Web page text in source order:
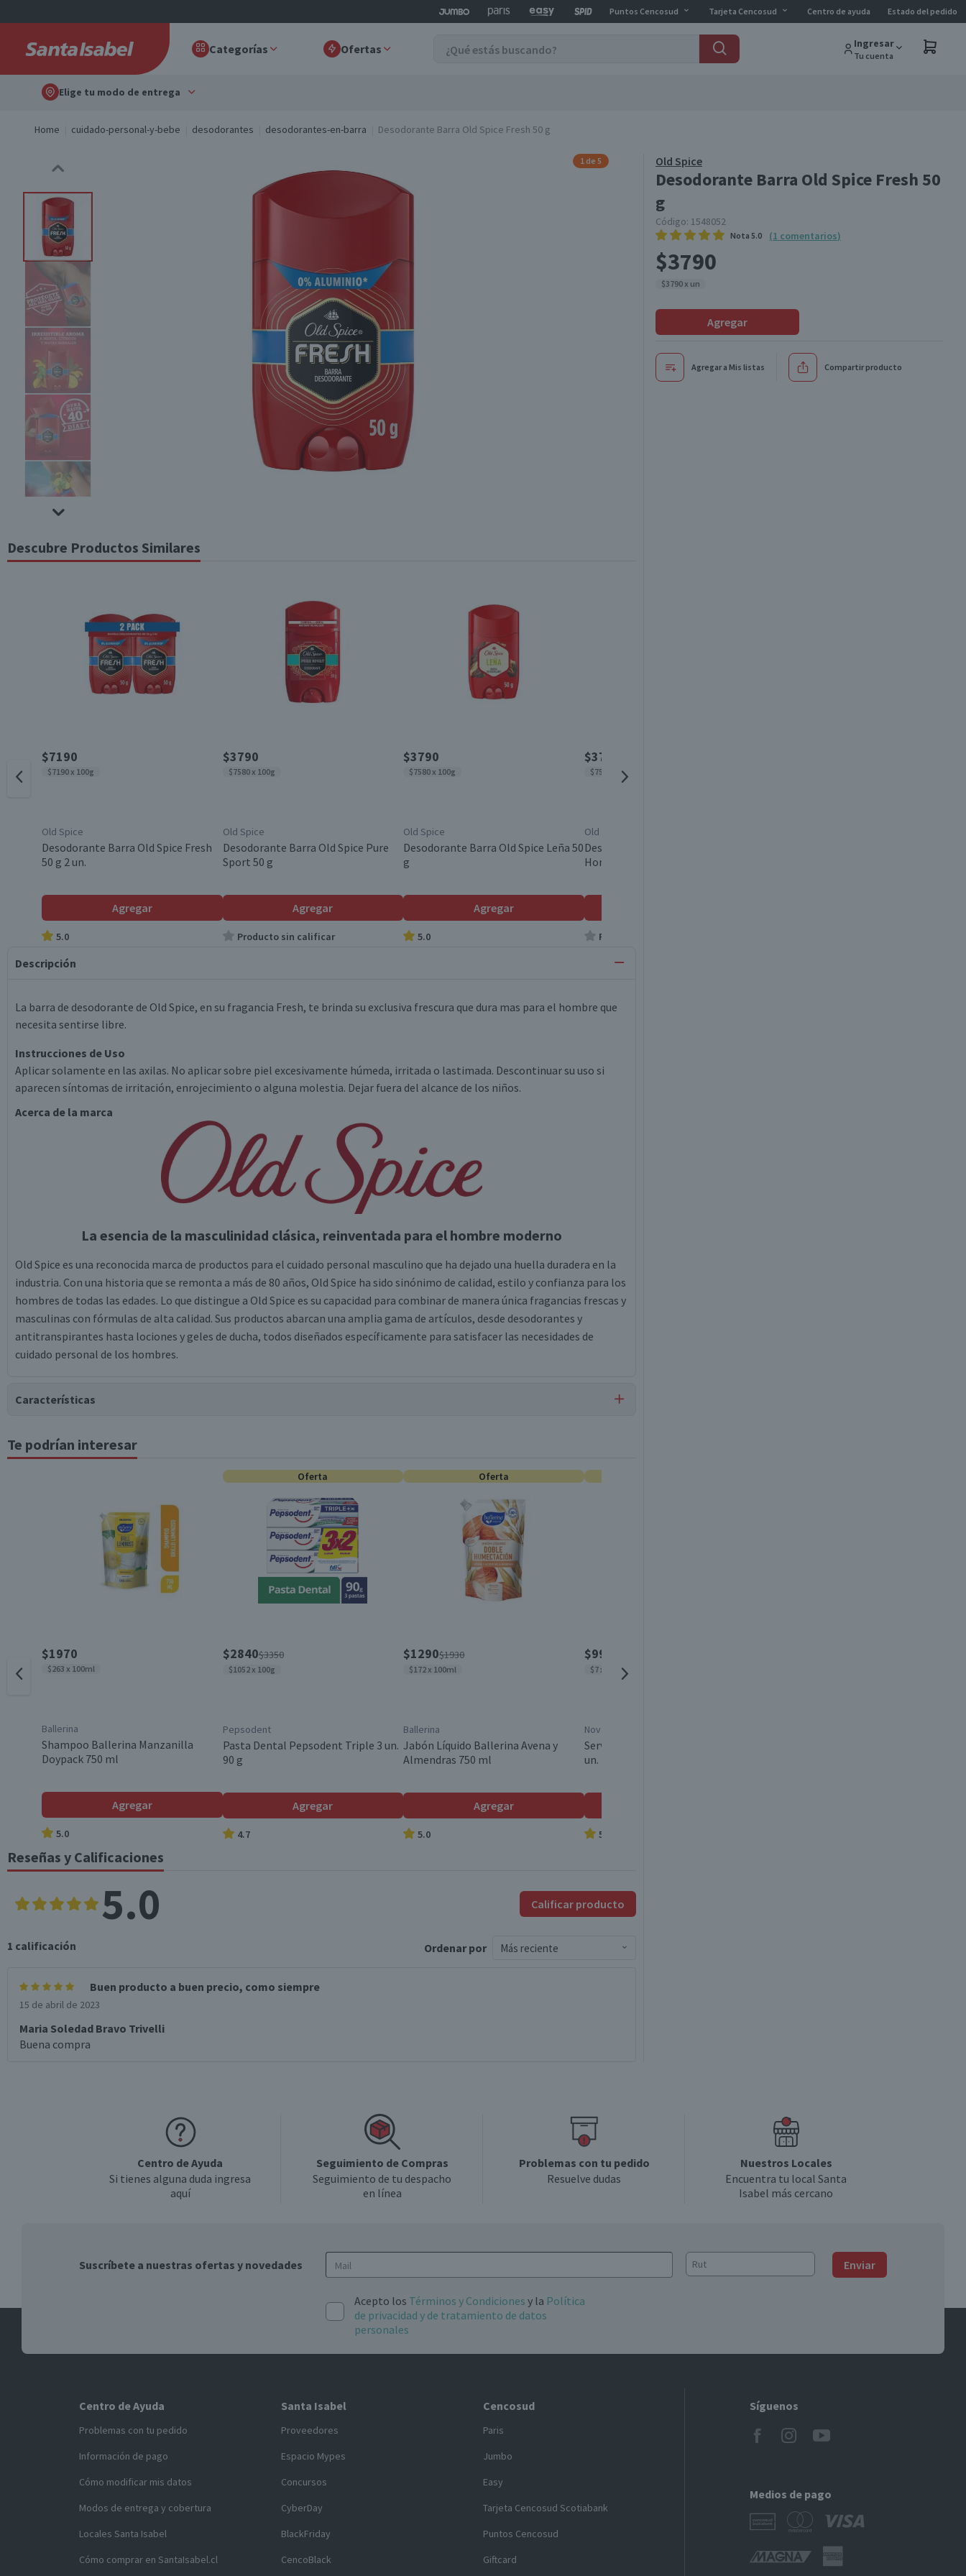
Puntos Cencosud Tarjeta Cencosud Centro de ayuda Estado del pedido
Categorías Ofertas Ingresar
Tu cuenta
Elige tu modo de entrega
Home cuidado-personal-y-bebe desodorantes desodorantes-en-barra Desodorante Barra Old Spice Fresh 50 g
Old Spice
Desodorante Barra Old Spice Fresh 50
g
Código: 1548052
Nota 5.0 (1 comentarios)
$3790
$3790 x un
Agregar
Agregar a Mis listas Compartir producto
1 de 5
Descubre Productos Similares
$7190
$7190 x 100g
Old Spice
Desodorante Barra Old Spice Fresh
50 g 2 un.
Agregar
5.0
$3790
$7580 x 100g
Old Spice
Desodorante Barra Old Spice Pure
Sport 50 g
Agregar
Producto sin calificar
$3790
$7580 x 100g
Old Spice
Desodorante Barra Old Spice Leña 50
g
Agregar
5.0
$3790
$7580 x 100g
Old Spice
Desodorante en Barra Old Spice para
Hombre Ocean Legend 50 g
Producto sin calificar
Descripción
La barra de desodorante de Old Spice, en su fragancia Fresh, te brinda su exclusiva frescura que dura mas para el hombre que
necesita sentirse libre.
Instrucciones de Uso
Aplicar solamente en las axilas. No aplicar sobre piel excesivamente húmeda, irritada o lastimada. Descontinuar su uso si
aparecen síntomas de irritación, enrojecimiento o alguna molestia. Dejar fuera del alcance de los niños.
Acerca de la marca
La esencia de la masculinidad clásica, reinventada para el hombre moderno
Old Spice es una reconocida marca de productos para el cuidado personal masculino que ha dejado una huella duradera en la
industria. Con una historia que se remonta a más de 80 años, Old Spice ha sido sinónimo de calidad, estilo y confianza para los
hombres de todas las edades. Lo que distingue a Old Spice es su capacidad para combinar de manera única fragancias frescas y
masculinas con fórmulas de alta calidad. Sus productos abarcan una amplia gama de artículos, desde desodorantes y
antitranspirantes hasta lociones y geles de ducha, todos diseñados específicamente para satisfacer las necesidades de
cuidado personal de los hombres.
Características
Tipo de Producto
50 g
Antitranspirante
Barra
Te podrían interesar
$1970
$263 x 100ml
Ballerina
Shampoo Ballerina Manzanilla
Doypack 750 ml
Agregar
5.0
Oferta
$2840$3350
$1052 x 100g
Pepsodent
Pasta Dental Pepsodent Triple 3 un.
90 g
Agregar
4.7
Oferta
$1290$1930
$172 x 100ml
Ballerina
Jabón Líquido Ballerina Avena y
Almendras 750 ml
Agregar
5.0
$990
$7 x un
Nova
Servilletas Nova Clásica Cóctel 150
un.
5.0
Reseñas y Calificaciones
5.0 Calificar producto
1 calificación Ordenar por Más reciente
Buen producto a buen precio, como siempre
15 de abril de 2023
Maria Soledad Bravo Trivelli
Buena compra
Centro de Ayuda
Si tienes alguna duda ingresa
aquí
Seguimiento de Compras
Seguimiento de tu despacho
en línea
Problemas con tu pedido
Resuelve dudas
Nuestros Locales
Encuentra tu local Santa
Isabel más cercano
Suscríbete a nuestras ofertas y novedades Enviar
Acepto los Términos y Condiciones y la Política
de privacidad y de tratamiento de datos
personales
Centro de Ayuda
Problemas con tu pedido
Información de pago
Cómo modificar mis datos
Modos de entrega y cobertura
Locales Santa Isabel
Cómo comprar en SantaIsabel.cl
Santa Isabel
Proveedores
Espacio Mypes
Concursos
CyberDay
BlackFriday
CencoBlack
Cencosud
Paris
Jumbo
Easy
Tarjeta Cencosud Scotiabank
Puntos Cencosud
Giftcard
Síguenos
Medios de pago